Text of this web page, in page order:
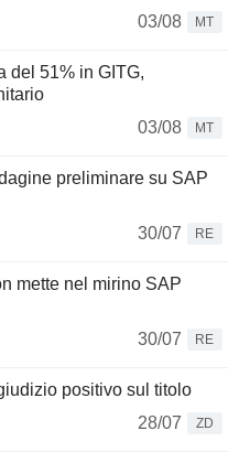
03/08
MT
del 51% in GITG,
03/08
MT
preliminare su SAP
30/07
RE
mette nel mirino SAP
30/07
RE
positivo sul titolo
28/07
ZD